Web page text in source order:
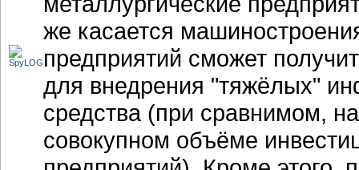
же касается
предприятий сможет
для внедрения "тяжёлых"
средства (при сравнимом,
совокупном объёме